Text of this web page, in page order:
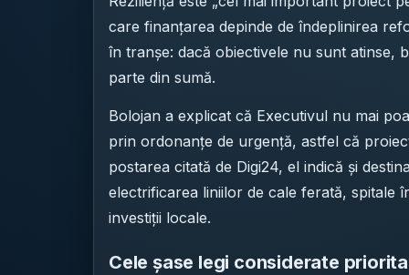
care finanțarea depinde de îndeplinirea
în tranșe: dacă obiectivele nu sunt atinse,
parte din sumă.
Bolojan a explicat că Executivul nu mai
prin ordonanțe de urgență, astfel că
postarea citată de Digi24, el indică și
electrificarea liniilor de cale ferată, spitale
investiții locale.
Cele șase legi considerate